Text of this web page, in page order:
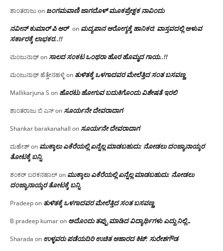
ಶಾಂತರಾಜುon ಜಂಗಮವಾಣಿ ಜಾಗದೊಳ್ ಮೂಕಪ್ರೇಕ್ಷಕ ನಾವಿಂದು
ನವೀನ್ ಕುಮಾರ್ ಪಿ ಆರ್ on ಮದ್ಯಪಾನ ಆರೋಗ್ಯಕ್ಕೆ ಹಾನಿಕರ; ವಾಸ್ತವದಲ್ಲಿ ಅಳುವ
ಸರ್ಕಾರಕ್ಕೆ ಲಾಭಕರ..!!
ಮಂಜುನಾಥ್onಸಾಲದ ಸಂಕಟ ಒಂಥರಾ ಹೊರ ಹೊಮ್ಮದ ಗಾಯ..!!
ಮಂಜುನಾಥ್ ಹೆತ್ತೇನಹಳ್ಳಿon ತುಳಿತಕ್ಕೆ ಒಳಗಾದವರ ಮೇಲೆತ್ತಿದ ಸಂತ ಬಸವಣ್ಣ
Mallikarjuna S on ಹೊರಟು ಹೋಗುವ ಬದುಕಿಗೊಂದು ವಿಶೇಷತೆ ಇರಲಿ
ಶಾಂತರಾಜು ಬಿ ಎಸ್onಸೂರ್ಯನೇ ದೇವರಾದಾಗ
Shankar barakanahall onಸೂರ್ಯನೇ ದೇವರಾದಾಗ
ಮಹೇಶ್on ಮುಕ್ಕಾಲು ಎಕೆರೆಯಲ್ಲಿ ಏನ್ನೆಲ್ಲ‌ ಮಾಡಬಹುದು: ನೋಡಲು ದಂಜ್ಯಾನಾಯ್ಕರ
ತೋಟಕ್ಕೆ ಬನ್ನಿ
ಶಂಕರ್ ಬರಕನಹಾಲ್on ಮುಕ್ಕಾಲು ಎಕೆರೆಯಲ್ಲಿ ಏನ್ನೆಲ್ಲ‌ ಮಾಡಬಹುದು: ನೋಡಲು
ದಂಜ್ಯಾನಾಯ್ಕರ ತೋಟಕ್ಕೆ ಬನ್ನಿ
Pradeepon ತುಳಿತಕ್ಕೆ ಒಳಗಾದವರ ಮೇಲೆತ್ತಿದ ಸಂತ ಬಸವಣ್ಣ
B pradeep kumaron ಅದೊಂದು ತಪ್ಪು ಮಾಡಿದ ವಿದ್ಯಾರ್ಥಿಗಳು ಎದ್ದು ನಿಲ್ಲಿ…
Sharada on ಉಳ್ಳವರು ಪಡೆಯದಿರಿ ಉಚಿತ ಆಹಾರದ ಕಿಟ್: ಸುರೇಶಗೌಡ